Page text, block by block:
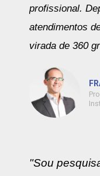
profissional.
atendimentos
virada de 360
"Sou